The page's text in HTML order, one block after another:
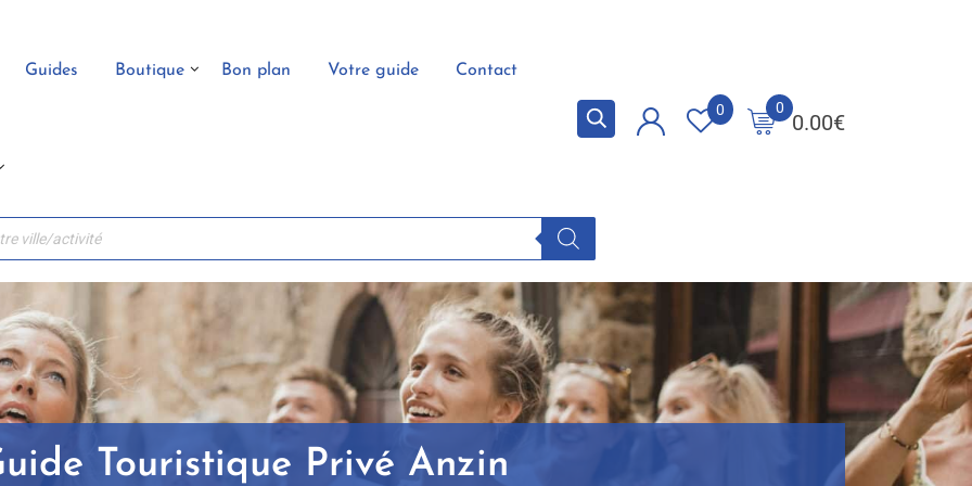
Guides Boutique Bon plan Votre guide Contact
0.00€
0
0
Touristique Privé Anzin